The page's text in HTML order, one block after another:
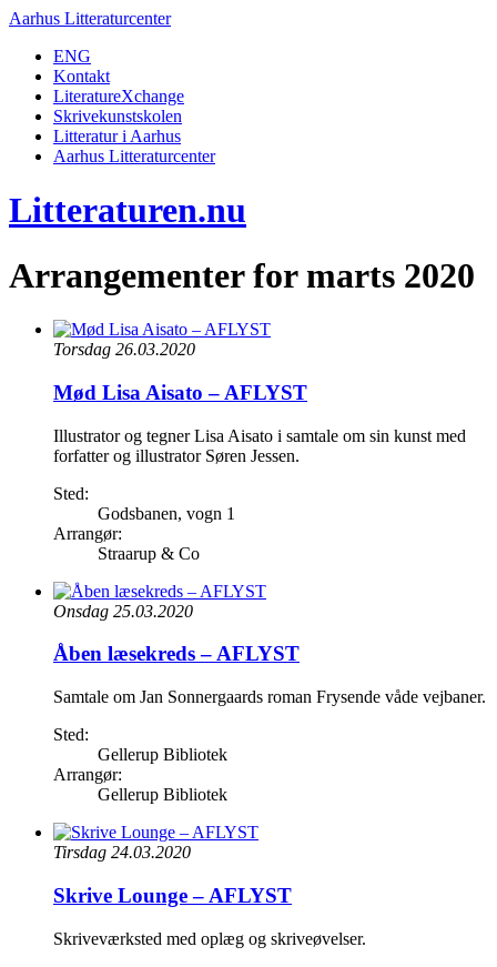
Aarhus Litteraturcenter
ENG
Kontakt
LiteratureXchange
Skrivekunstskolen
Litteratur i Aarhus
Aarhus Litteraturcenter
Litteraturen.nu
Arrangementer for marts 2020
Torsdag 26.03.2020
Mød Lisa Aisato – AFLYST
Illustrator og tegner Lisa Aisato i samtale om sin kunst med
forfatter og illustrator Søren Jessen.
Sted:
Godsbanen, vogn 1
Arrangør:
Straarup & Co
Onsdag 25.03.2020
Åben læsekreds – AFLYST
Samtale om Jan Sonnergaards roman Frysende våde vejbaner.
Sted:
Gellerup Bibliotek
Arrangør:
Gellerup Bibliotek
Tirsdag 24.03.2020
Skrive Lounge – AFLYST
Skriveværksted med oplæg og skriveøvelser.